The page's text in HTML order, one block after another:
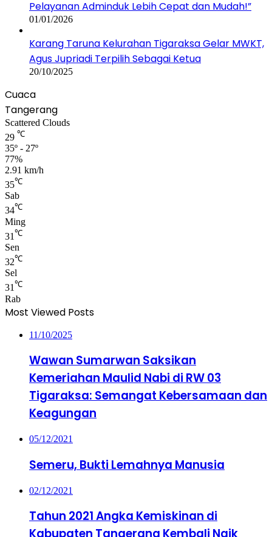
Pelayanan Adminduk Lebih Cepat dan Mudah!”
01/01/2026
Karang Taruna Kelurahan Tigaraksa Gelar MWKT,
Agus Jupriadi Terpilih Sebagai Ketua
20/10/2025
Cuaca
Tangerang
Scattered Clouds
29 ℃
35º - 27º
77%
2.91 km/h
35℃
Sab
34℃
Ming
31 ℃
Sen
32℃
Sel
31℃
Rab
Most Viewed Posts
11/10/2025
Wawan Sumarwan Saksikan
Kemeriahan Maulid Nabi di RW 03
Tigaraksa: Semangat Kebersamaan dan
Keagungan
05/12/2021
Semeru, Bukti Lemahnya Manusia
02/12/2021
Tahun 2021 Angka Kemiskinan di